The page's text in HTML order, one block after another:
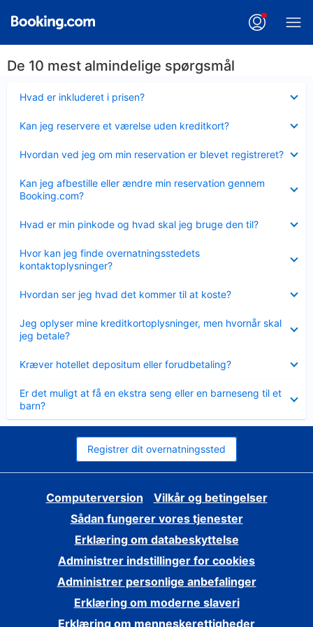
De 10 mest almindelige spørgsmål
Hvad er inkluderet i prisen?
Kan jeg reservere et værelse uden kreditkort?
Hvordan ved jeg om min reservation er blevet registreret?
Kan jeg afbestille eller ændre min reservation gennem
Booking.com?
Hvad er min pinkode og hvad skal jeg bruge den til?
Hvor kan jeg finde overnatningsstedets
kontaktoplysninger?
Hvordan ser jeg hvad det kommer til at koste?
Jeg oplyser mine kreditkortoplysninger, men hvornår skal
jeg betale?
Kræver hotellet depositum eller forudbetaling?
Er det muligt at få en ekstra seng eller en barneseng til et
barn?
Registrer dit overnatningssted
Computerversion
Vilkår og betingelser
Sådan fungerer vores tjenester
Erklæring om databeskyttelse
Administrer indstillinger for cookies
Administrer personlige anbefalinger
Erklæring om moderne slaveri
Erklæring om menneskerettigheder